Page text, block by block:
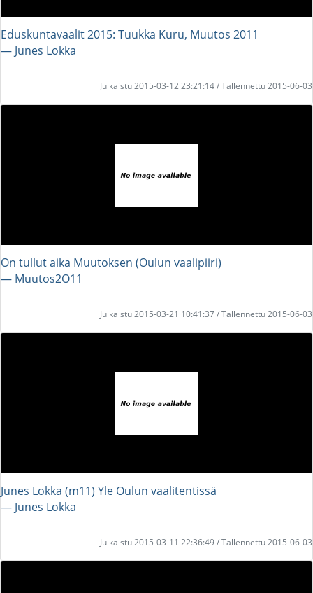
Eduskuntavaalit 2015: Tuukka Kuru, Muutos 2011
― Junes Lokka
Julkaistu 2015-03-12 23:21:14 / Tallennettu 2015-06-03
On tullut aika Muutoksen (Oulun vaalipiiri)
― Muutos2O11
Julkaistu 2015-03-21 10:41:37 / Tallennettu 2015-06-03
Junes Lokka (m11) Yle Oulun vaalitentissä
― Junes Lokka
Julkaistu 2015-03-11 22:36:49 / Tallennettu 2015-06-03